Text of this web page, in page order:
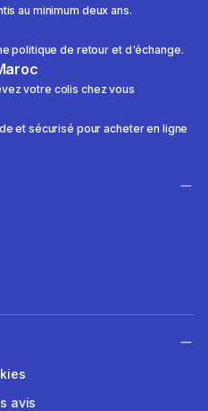
au minimum deux ans.
politique de retour et d'échange.
votre colis chez vous
et sécurisé pour acheter en ligne
avis